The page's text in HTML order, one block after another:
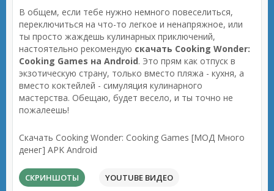
В общем, если тебе нужно немного повеселиться,
переключиться на что-то легкое и ненапряжное, или
ты просто жаждешь кулинарных приключений,
настоятельно рекомендую скачать Cooking Wonder:
Cooking Games на Android. Это прям как отпуск в
экзотическую страну, только вместо пляжа - кухня, а
вместо коктейлей - симуляция кулинарного
мастерства. Обещаю, будет весело, и ты точно не
пожалеешь!
Скачать Cooking Wonder: Cooking Games [МОД Много
денег] APK Android
СКРИНШОТЫ YOUTUBE ВИДЕО